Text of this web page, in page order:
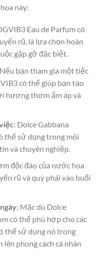
này:
Eau de Parfum có
rũ, là lựa chọn hoàn
gặp gỡ đặc biệt.
bạn tham gia một tiệc
có thể giúp bạn tạo
hương thơm ấm áp và
: Dolce Gabbana
thể sử dụng trong môi
và chuyên nghiệp.
độc đáo của nước hoa
rũ và quý phái vào buổi
: Mặc dù Dolce
có thể phù hợp cho các
thể sử dụng nó trong
lên phong cách cá nhân